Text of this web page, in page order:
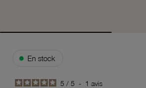
● En stock
5 / 5 - 1 avis